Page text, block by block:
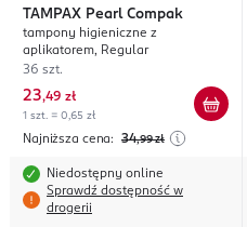
TAMPAX Pearl Compak
tampony higieniczne z
aplikatorem, Regular
36 szt.
23,49 zł
1 szt. = 0,65 zł
Najniższa cena: 34,99 zł
Niedostępny online
Sprawdź dostępność w
drogerii